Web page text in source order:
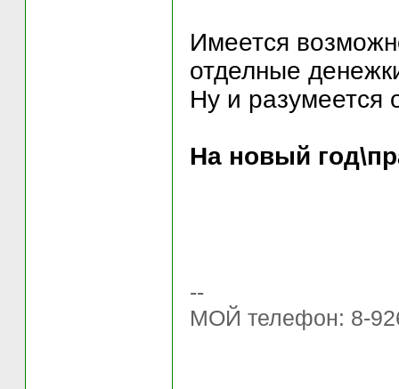
Имеется
отделные
Ну и разумеется
На новый
--
МОЙ телефон: 8-